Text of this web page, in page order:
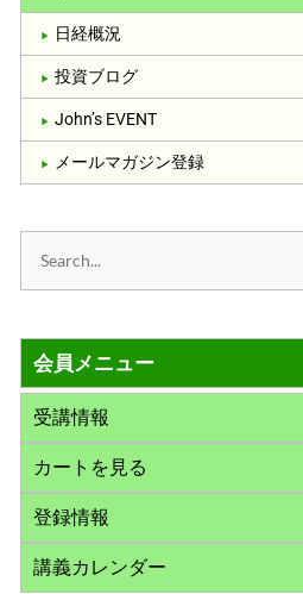
日経概況
投資ブログ
John’s EVENT
メールマガジン登録
象
:
会員メニュー
受講情報
カートを見る
登録情報
講義カレンダー